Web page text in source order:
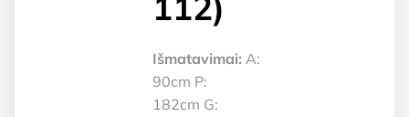
Išmatavimai: A:
90cm P:
182cm G: